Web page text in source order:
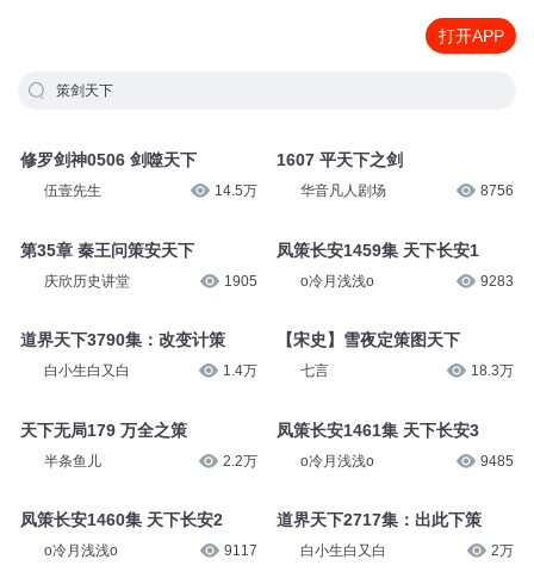
打开APP
策剑天下
修罗剑神0506 剑噬天下
伍壹先生 14.5万
第35章 秦王问策安天下
庆欣历史讲堂 1905
道界天下3790集：改变计策
白小生白又白 1.4万
天下无局179 万全之策
半条鱼儿 2.2万
凤策长安1460集 天下长安2
o冷月浅浅o 9117
1607 平天下之剑
华音凡人剧场 8756
凤策长安1459集 天下长安1
o冷月浅浅o 9283
【宋史】雪夜定策图天下
七言 18.3万
凤策长安1461集 天下长安3
o冷月浅浅o 9485
道界天下2717集：出此下策
白小生白又白 2万